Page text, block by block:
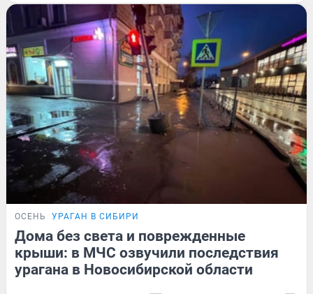
ОСЕНЬ УРАГАН В СИБИРИ
Дома без света и поврежденные
крыши: в МЧС озвучили последствия
урагана в Новосибирской области